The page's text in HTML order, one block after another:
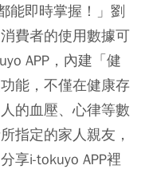
能即時掌握！」劉
費者的使用數據可
APP，內建「健
能，不僅在健康存
的血壓、心律等數
指定的家人親友，
享i-tokuyo APP裡